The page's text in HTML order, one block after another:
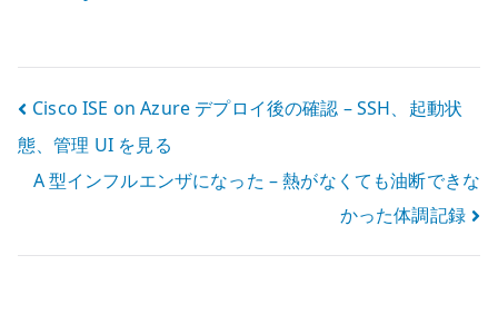
投
稿
ナ
ビ
Cisco ISE on Azure デプロイ後の確認 – SSH、起動状
態、管理 UI を見る
A 型インフルエンザになった – 熱がなくても油断できな
かった体調記録